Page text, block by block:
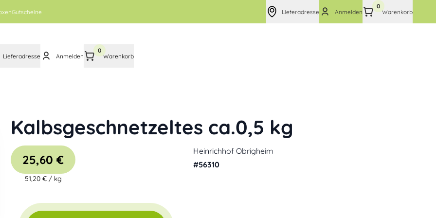
Gutscheine Lieferadresse Anmelden
0
Warenkorb
Lieferadresse Anmelden
0
Warenkorb
Kalbsgeschnetzeltes ca.0,5 kg
Heinrichhof Obrigheim
#56310
25,60 €
51,20 €/ kg